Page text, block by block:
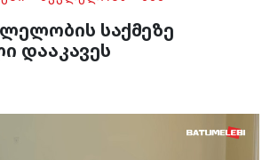
საქმეზე
დააკავეს